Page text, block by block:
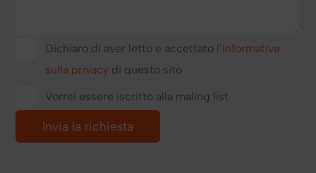
Dichiaro di aver letto e accettato l’informativa
sulla privacy di questo sito
Vorrei essere iscritto alla maling list